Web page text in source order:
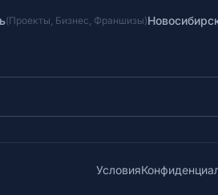
(Проекты, Бизнес, Франшизы)
Условия